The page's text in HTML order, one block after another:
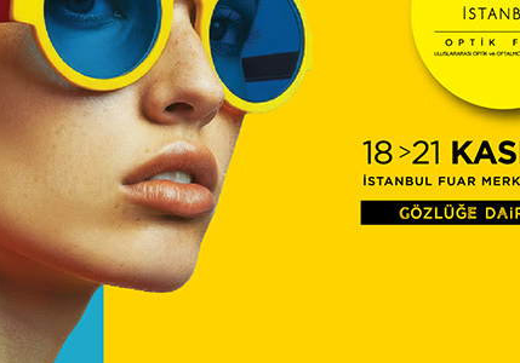
Lomb’ dan 500 milyon
yatırım
Türk bilim
başarı ödülü